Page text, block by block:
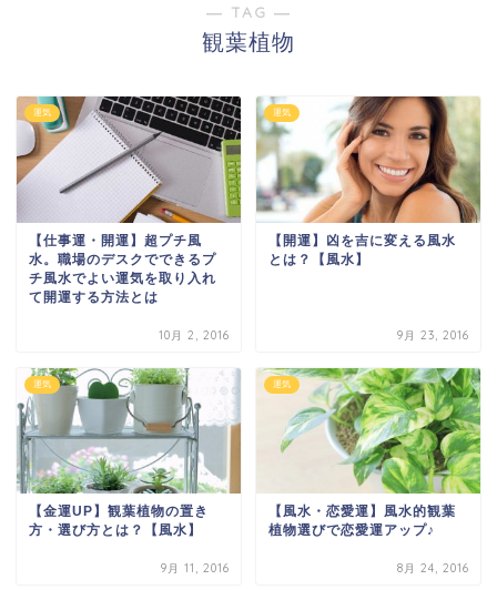
― TAG ―
観葉植物
運気
【仕事運・開運】超プチ風
水。職場のデスクでできるプ
チ風水でよい運気を取り入れ
て開運する方法とは
10月 2, 2016
運気
【開運】凶を吉に変える風水
とは？【風水】
9月 23, 2016
運気
【金運UP】観葉植物の置き
方・選び方とは？【風水】
9月 11, 2016
運気
【風水・恋愛運】風水的観葉
植物選びで恋愛運アップ♪
8月 24, 2016